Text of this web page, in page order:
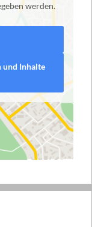
werden.
und Inhalte